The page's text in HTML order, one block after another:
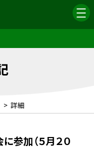
> 詳細
参加（５月２０